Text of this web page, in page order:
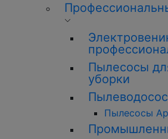
Пылесосы
уборки
Пылесосы